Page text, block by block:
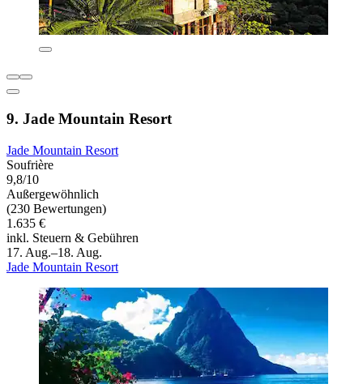
9. Jade Mountain Resort
Jade Mountain Resort
Soufrière
9,8/10
Außergewöhnlich
(230 Bewertungen)
1.635 €
inkl. Steuern & Gebühren
17. Aug.–18. Aug.
Jade Mountain Resort